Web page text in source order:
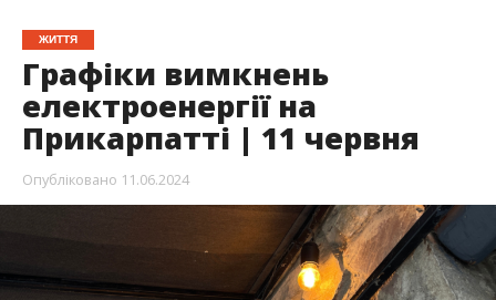
ЖИТТЯ
Графіки вимкнень
електроенергії на
Прикарпатті | 11 червня
Опубліковано 11.06.2024